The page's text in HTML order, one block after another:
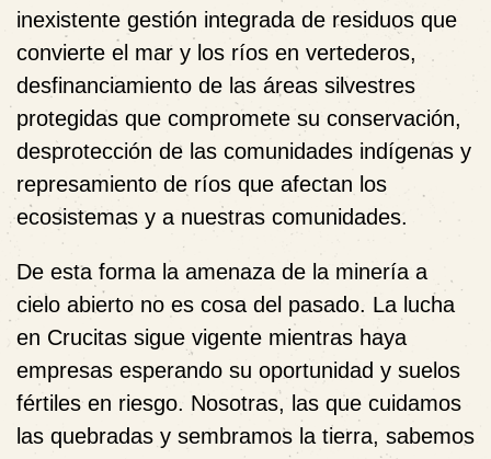
inexistente gestión integrada de residuos que
convierte el mar y los ríos en vertederos,
desfinanciamiento de las áreas silvestres
protegidas que compromete su conservación,
desprotección de las comunidades indígenas y
represamiento de ríos que afectan los
ecosistemas y a nuestras comunidades.
De esta forma la amenaza de la minería a
cielo abierto no es cosa del pasado. La lucha
en Crucitas sigue vigente mientras haya
empresas esperando su oportunidad y suelos
fértiles en riesgo. Nosotras, las que cuidamos
las quebradas y sembramos la tierra, sabemos